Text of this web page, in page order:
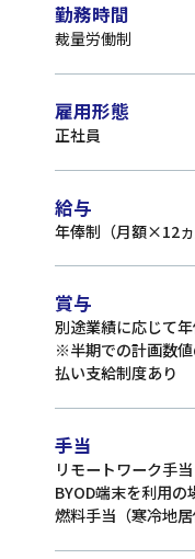
勤務時間
裁量労働制
雇用形態
正社員
給与
年俸制（月額×12
賞与
別途業績に応じて
※半期での計画数
払い支給制度あり
手当
リモートワーク手
BYOD端末を利用の
燃料手当（寒冷地